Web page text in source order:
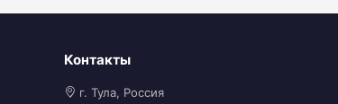
Контакты
г. Тула, Россия